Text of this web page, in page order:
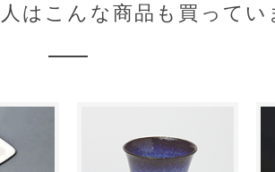
はこんな商品も買ってい